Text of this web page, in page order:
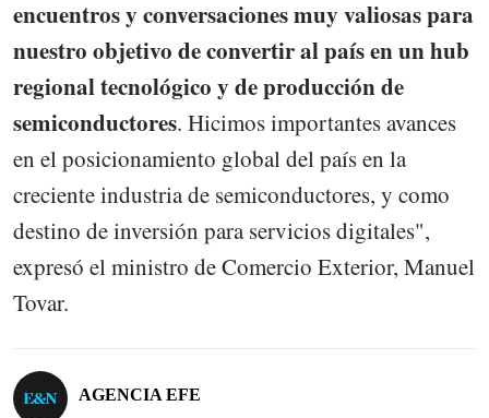
encuentros y conversaciones muy valiosas para
nuestro objetivo de convertir al país en un hub
regional tecnológico y de producción de
semiconductores. Hicimos importantes avances
en el posicionamiento global del país en la
creciente industria de semiconductores, y como
destino de inversión para servicios digitales",
expresó el ministro de Comercio Exterior, Manuel
Tovar.
AGENCIA EFE